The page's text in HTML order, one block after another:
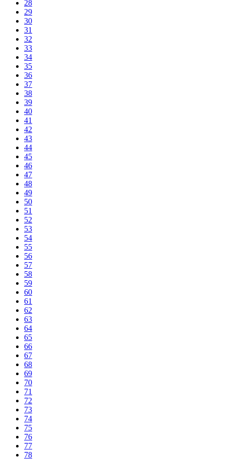
28
29
30
31
32
33
34
35
36
37
38
39
40
41
42
43
44
45
46
47
48
49
50
51
52
53
54
55
56
57
58
59
60
61
62
63
64
65
66
67
68
69
70
71
72
73
74
75
76
77
78